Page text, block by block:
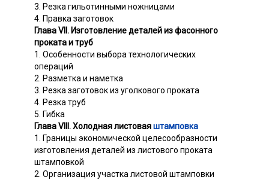
3. Резка гильотинными ножницами
4. Правка заготовок
Глава VII. Изготовление деталей из фасонного
проката и труб
1. Особенности выбора технологических
операций
2. Разметка и наметка
3. Резка заготовок из уголкового проката
4. Резка труб
5. Гибка
Глава VIII. Холодная листоваяштамповка
1. Границы экономической целесообразности
изготовления деталей из листового проката
штамповкой
2. Организация участка листовой штамповки